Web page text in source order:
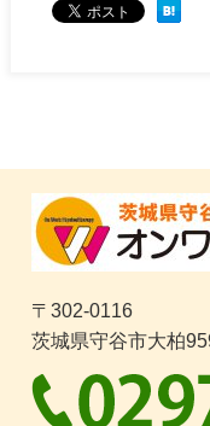
〒302-0116
茨城県守谷市大柏